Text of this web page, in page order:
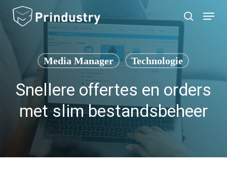
Skip
search
Menu
Media Manager Technologie
Snellere offertes en orders
met slim bestandsbeheer